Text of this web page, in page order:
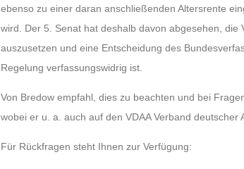
ebenso zu einer daran anschließenden Altersrente
wird. Der 5. Senat hat deshalb davon abgesehen,
auszusetzen und eine Entscheidung des
Regelung verfassungswidrig ist.
Von Bredow empfahl, dies zu beachten und bei
wobei er u. a. auch auf den VDAA Verband
Für Rückfragen steht Ihnen zur Verfügung: